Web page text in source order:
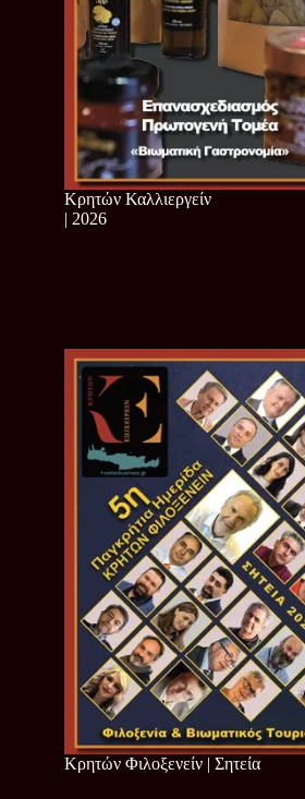
Κρητών Καλλιεργείν
| 2026
Κρητών Φιλοξενείν | Σητεία